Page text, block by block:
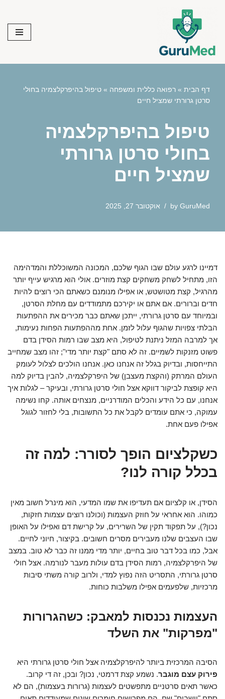
content
דף הבית » רפואה כללית ומשפחה » טיפול בהיפרקלצמיה בחולי
סרטן גרורתי שמציל חיים
טיפול בהיפרקלצמיה
בחולי סרטן גרורתי
שמציל חיים
by GuruMed אוקטובר 27, 2025
דמיינו לרגע עולם שבו הגוף שלכם, המכונה המשוכללת והמדהימה
הזו, מתחיל לשחק משחקים קצת מוזרים. אולי הוא מרגיש עייף יותר
מהרגיל, קצת מטושטש, או אפילו מנומנם כשאתם הכי רוצים להיות
חדים וברורים. אם אתם או יקירכם מתמודדים עם מחלת הסרטן,
ובמיוחד עם סרטן גרורתי, ייתכן שאתם כבר מכירים את ההפתעות
הבלתי צפויות שהגוף עלול לזמן. אחת מההפתעות הפחות נעימות,
אך למרבה המזל ניתנת לטיפול, היא מצב שבו רמות הסידן בדם
פשוט מזנקות לשמיים. זה לא סתם "קצת יותר מדי"; זהו מצב שמחייב
התייחסות, ובדיוק בגלל זה אנחנו כאן. אנחנו הולכים לצלול לעומק
העולם המרתק (והקצת מעצבן) של היפרקלצמיה, להבין בדיוק למה
היא קופצת לביקור דווקא אצל חולי סרטן גרורתי, ובעיקר – לגלות איך
אנחנו, עם כל הידע והכלים המודרניים, מנצחים אותה. קחו נשימה
עמוקה, כי אתם עומדים לקבל את כל התשובות, בלי לחזור לגוגל
אפילו פעם אחת.
כשקלציום הופך לסורר: למה זה
בכלל קורה לנו?
הסידן, או קלציום אם תעדיפו את שמו המדעי, הוא מינרל חשוב מאין
כמוהו. הוא אחראי על חוזק העצמות (וכולנו רוצים עצמות חזקות,
נכון?), על תפקוד תקין של השרירים, על קרישת דם ואפילו על האופן
שבו העצבים שלנו מעבירים מסרים חשובים. בקיצור, חיוני לחיים.
אבל, כמו בכל דבר טוב בחיים, יותר מדי ממנו זה כבר לא טוב. במצב
של היפרקלצמיה, רמות הסידן בדם עולות מעבר לנורמה. אצל חולי
סרטן גרורתי, התסריט הזה נפוץ למדי, ולרוב קורה משתי סיבות
מרכזיות, שלפעמים אפילו משלבות כוחות.
העצמות נכנסות למאבק: כשהגרורות
"מפרקות" את השלד
הסיבה המרכזית ביותר להיפרקלצמיה אצל חולי סרטן גרורתי היא
פירוק עצם מוגבר. נשמע קצת דרמטי, נכון? ובכן, זה די קרוב.
כאשר תאים סרטניים מתפשטים לעצמות (גרורות בעצמות), הם לא